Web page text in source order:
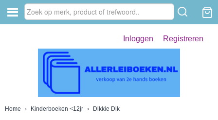
Inloggen Registreren
Home › Kinderboeken <12jr › Dikkie Dik